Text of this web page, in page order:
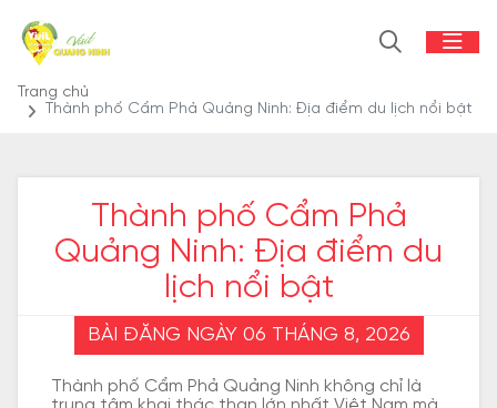
Trang chủ
Thành phố Cẩm Phả Quảng Ninh: Địa điểm du lịch nổi bật
Thành phố Cẩm Phả
Quảng Ninh: Địa điểm du
lịch nổi bật
BÀI ĐĂNG NGÀY 06 THÁNG 8, 2026
Thành phố Cẩm Phả Quảng Ninh không chỉ là